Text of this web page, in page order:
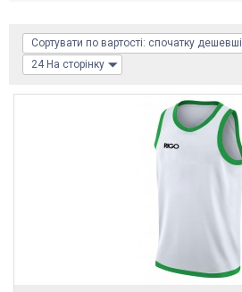
Сортувати по вартості: спочатку дешевші
24 На сторінку